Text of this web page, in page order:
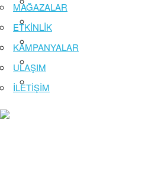
MAĞAZALAR
ETKİNLİK
KAMPANYALAR
ULAŞIM
İLETİŞİM